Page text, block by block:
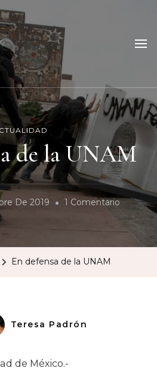
de la UNAM
De 2019 1 ComentarioEn
En
Defensa
En defensa de la UNAM
Teresa Padrón
de México.-